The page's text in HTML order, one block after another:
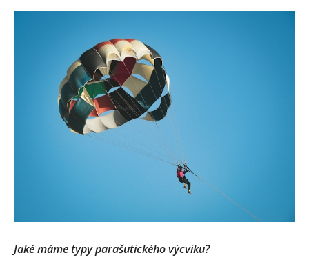
Jaké máme typyparašutického výcviku?